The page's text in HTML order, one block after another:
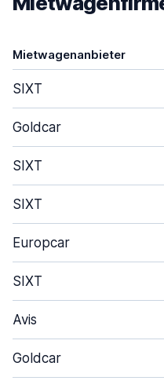
Mietwagenanbieter
SIXT
Goldcar
SIXT
SIXT
Europcar
SIXT
Avis
Goldcar